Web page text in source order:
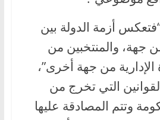
“فتعكس أزمة الدولة بين
جهة، والمنتخبين من
من جهة أخرى”،
التي تخرج من
وتتم المصادقة عليها